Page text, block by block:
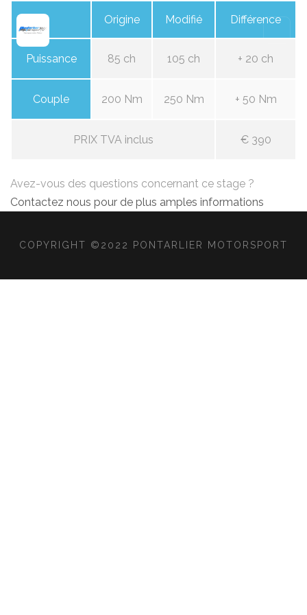
Origine Modifié Différence
Puissance 85 ch 105 ch + 20 ch
Couple 200 Nm 250 Nm + 50 Nm
PRIX TVA inclus € 390
Avez-vous des questions concernant ce stage ?
Contactez nous pour de plus amples informations
COPYRIGHT ©2022 PONTARLIER MOTORSPORT